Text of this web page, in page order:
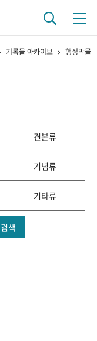
연구자들
영상 기록물
기록물 아카이브 행정박물
견본류
기념류
기타류
검색